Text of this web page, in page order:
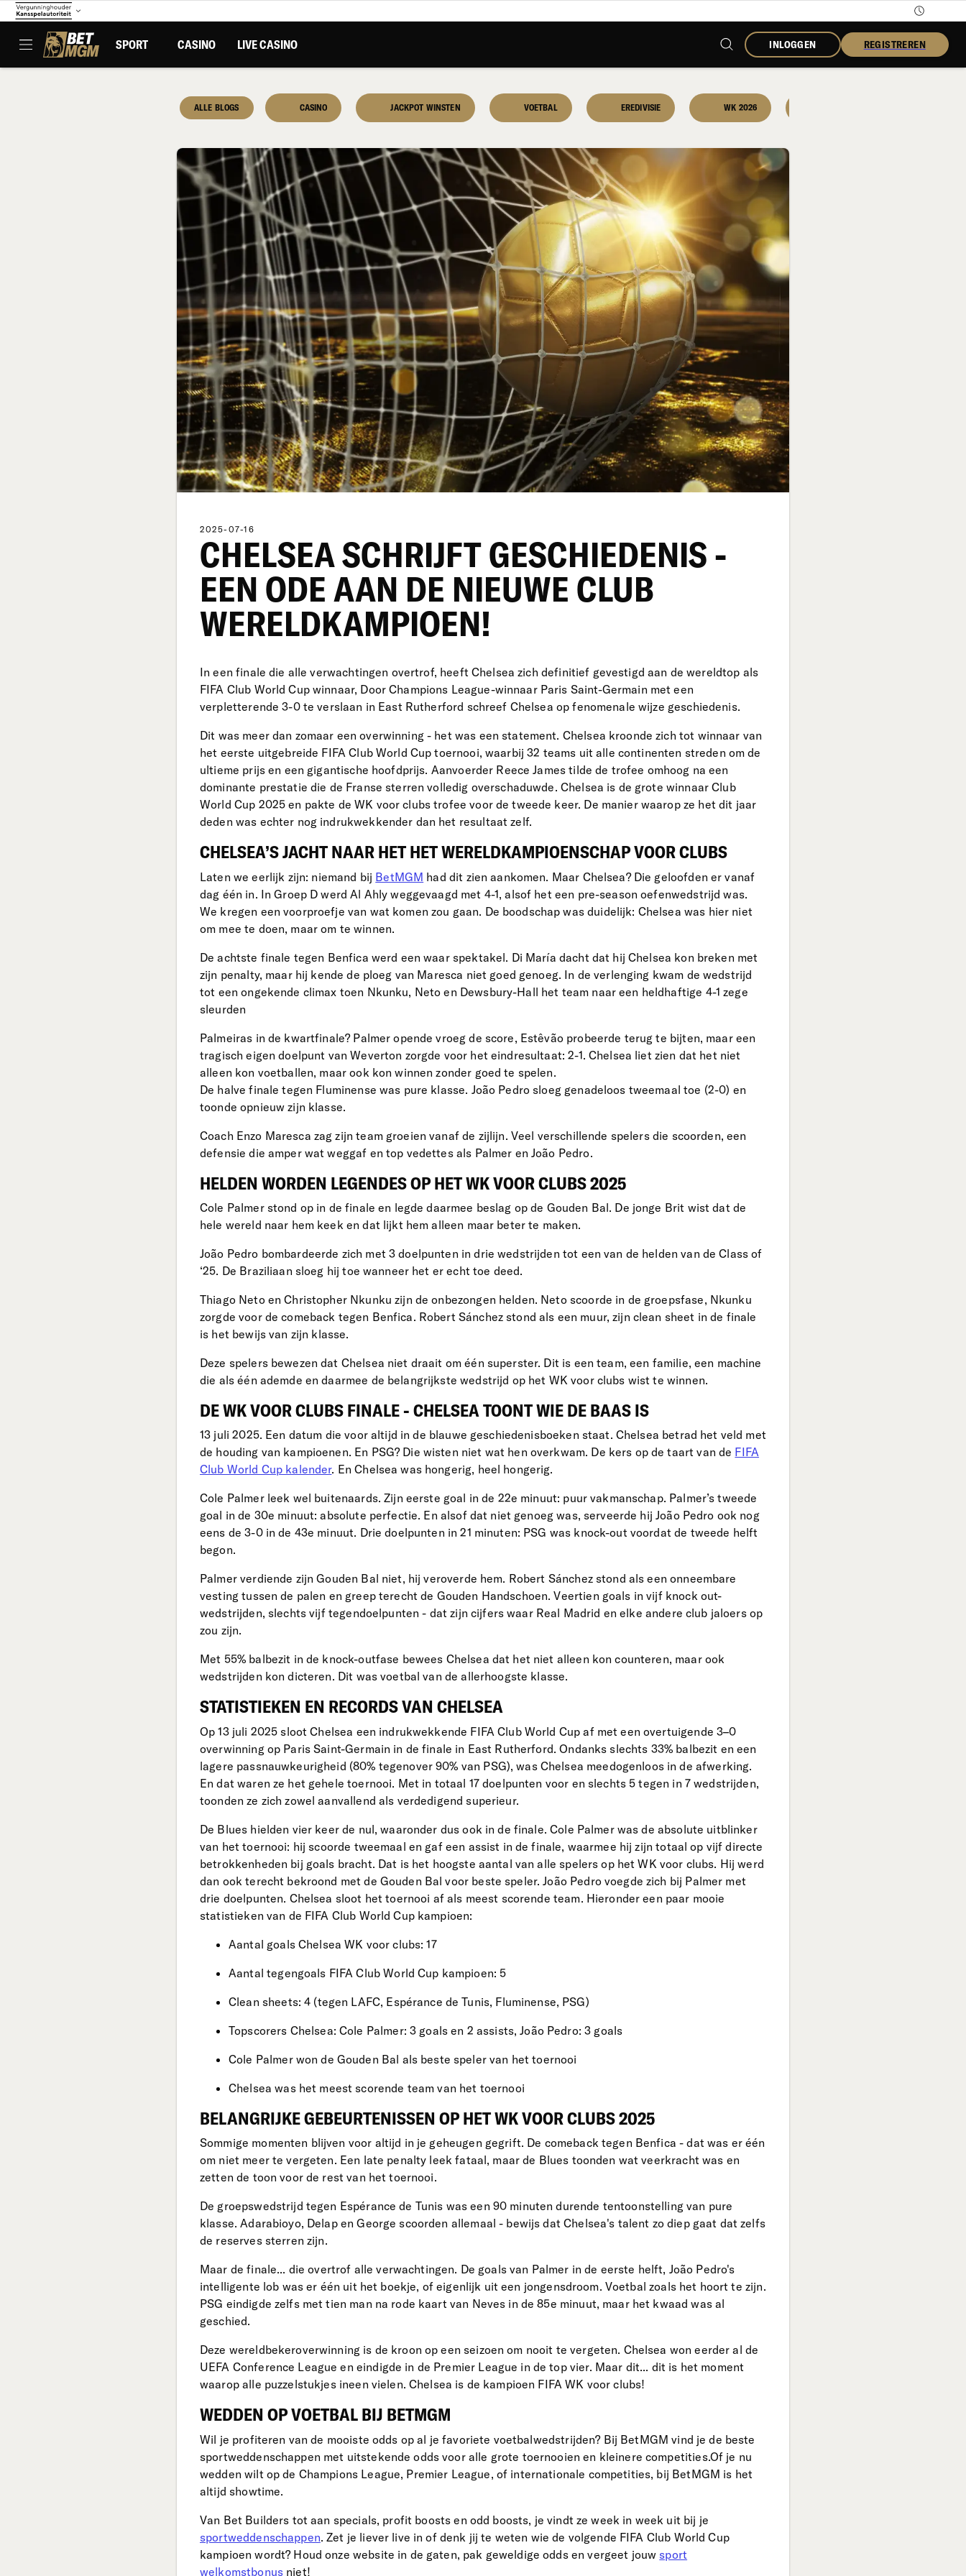
SPORT CASINO LIVE CASINO INLOGGEN REGISTREREN
ALLE BLOGS CASINO JACKPOT WINSTEN VOETBAL EREDIVISIE WK 2026
2025-07-16
CHELSEA SCHRIJFT GESCHIEDENIS -
EEN ODE AAN DE NIEUWE CLUB
WERELDKAMPIOEN!
In een finale die alle verwachtingen overtrof, heeft Chelsea zich definitief gevestigd aan de wereldtop als
FIFA Club World Cup winnaar, Door Champions League-winnaar Paris Saint-Germain met een
verpletterende 3-0 te verslaan in East Rutherford schreef Chelsea op fenomenale wijze geschiedenis.
Dit was meer dan zomaar een overwinning - het was een statement. Chelsea kroonde zich tot winnaar van
het eerste uitgebreide FIFA Club World Cup toernooi, waarbij 32 teams uit alle continenten streden om de
ultieme prijs en een gigantische hoofdprijs. Aanvoerder Reece James tilde de trofee omhoog na een
dominante prestatie die de Franse sterren volledig overschaduwde. Chelsea is de grote winnaar Club
World Cup 2025 en pakte de WK voor clubs trofee voor de tweede keer. De manier waarop ze het dit jaar
deden was echter nog indrukwekkender dan het resultaat zelf.
CHELSEA’S JACHT NAAR HET HET WERELDKAMPIOENSCHAP VOOR CLUBS
Laten we eerlijk zijn: niemand bij BetMGM had dit zien aankomen. Maar Chelsea? Die geloofden er vanaf
dag één in. In Groep D werd Al Ahly weggevaagd met 4-1, alsof het een pre-season oefenwedstrijd was.
We kregen een voorproefje van wat komen zou gaan. De boodschap was duidelijk: Chelsea was hier niet
om mee te doen, maar om te winnen.
De achtste finale tegen Benfica werd een waar spektakel. Di María dacht dat hij Chelsea kon breken met
zijn penalty, maar hij kende de ploeg van Maresca niet goed genoeg. In de verlenging kwam de wedstrijd
tot een ongekende climax toen Nkunku, Neto en Dewsbury-Hall het team naar een heldhaftige 4-1 zege
sleurden
Palmeiras in de kwartfinale? Palmer opende vroeg de score, Estêvão probeerde terug te bijten, maar een
tragisch eigen doelpunt van Weverton zorgde voor het eindresultaat: 2-1. Chelsea liet zien dat het niet
alleen kon voetballen, maar ook kon winnen zonder goed te spelen.
De halve finale tegen Fluminense was pure klasse. João Pedro sloeg genadeloos tweemaal toe (2-0) en
toonde opnieuw zijn klasse.
Coach Enzo Maresca zag zijn team groeien vanaf de zijlijn. Veel verschillende spelers die scoorden, een
defensie die amper wat weggaf en top vedettes als Palmer en João Pedro.
HELDEN WORDEN LEGENDES OP HET WK VOOR CLUBS 2025
Cole Palmer stond op in de finale en legde daarmee beslag op de Gouden Bal. De jonge Brit wist dat de
hele wereld naar hem keek en dat lijkt hem alleen maar beter te maken.
João Pedro bombardeerde zich met 3 doelpunten in drie wedstrijden tot een van de helden van de Class of
‘25. De Braziliaan sloeg hij toe wanneer het er echt toe deed.
Thiago Neto en Christopher Nkunku zijn de onbezongen helden. Neto scoorde in de groepsfase, Nkunku
zorgde voor de comeback tegen Benfica. Robert Sánchez stond als een muur, zijn clean sheet in de finale
is het bewijs van zijn klasse.
Deze spelers bewezen dat Chelsea niet draait om één superster. Dit is een team, een familie, een machine
die als één ademde en daarmee de belangrijkste wedstrijd op het WK voor clubs wist te winnen.
DE WK VOOR CLUBS FINALE - CHELSEA TOONT WIE DE BAAS IS
13 juli 2025. Een datum die voor altijd in de blauwe geschiedenisboeken staat. Chelsea betrad het veld met
de houding van kampioenen. En PSG? Die wisten niet wat hen overkwam. De kers op de taart van de FIFA
Club World Cup kalender. En Chelsea was hongerig, heel hongerig.
Cole Palmer leek wel buitenaards. Zijn eerste goal in de 22e minuut: puur vakmanschap. Palmer’s tweede
goal in de 30e minuut: absolute perfectie. En alsof dat niet genoeg was, serveerde hij João Pedro ook nog
eens de 3-0 in de 43e minuut. Drie doelpunten in 21 minuten: PSG was knock-out voordat de tweede helft
begon.
Palmer verdiende zijn Gouden Bal niet, hij veroverde hem. Robert Sánchez stond als een onneembare
vesting tussen de palen en greep terecht de Gouden Handschoen. Veertien goals in vijf knock out-
wedstrijden, slechts vijf tegendoelpunten - dat zijn cijfers waar Real Madrid en elke andere club jaloers op
zou zijn.
Met 55% balbezit in de knock-outfase bewees Chelsea dat het niet alleen kon counteren, maar ook
wedstrijden kon dicteren. Dit was voetbal van de allerhoogste klasse.
STATISTIEKEN EN RECORDS VAN CHELSEA
Op 13 juli 2025 sloot Chelsea een indrukwekkende FIFA Club World Cup af met een overtuigende 3–0
overwinning op Paris Saint-Germain in de finale in East Rutherford. Ondanks slechts 33% balbezit en een
lagere passnauwkeurigheid (80% tegenover 90% van PSG), was Chelsea meedogenloos in de afwerking.
En dat waren ze het gehele toernooi. Met in totaal 17 doelpunten voor en slechts 5 tegen in 7 wedstrijden,
toonden ze zich zowel aanvallend als verdedigend superieur.
De Blues hielden vier keer de nul, waaronder dus ook in de finale. Cole Palmer was de absolute uitblinker
van het toernooi: hij scoorde tweemaal en gaf een assist in de finale, waarmee hij zijn totaal op vijf directe
betrokkenheden bij goals bracht. Dat is het hoogste aantal van alle spelers op het WK voor clubs. Hij werd
dan ook terecht bekroond met de Gouden Bal voor beste speler. João Pedro voegde zich bij Palmer met
drie doelpunten. Chelsea sloot het toernooi af als meest scorende team. Hieronder een paar mooie
statistieken van de FIFA Club World Cup kampioen:
Aantal goals Chelsea WK voor clubs: 17
Aantal tegengoals FIFA Club World Cup kampioen: 5
Clean sheets: 4 (tegen LAFC, Espérance de Tunis, Fluminense, PSG)
Topscorers Chelsea: Cole Palmer: 3 goals en 2 assists, João Pedro: 3 goals
Cole Palmer won de Gouden Bal als beste speler van het toernooi
Chelsea was het meest scorende team van het toernooi
BELANGRIJKE GEBEURTENISSEN OP HET WK VOOR CLUBS 2025
Sommige momenten blijven voor altijd in je geheugen gegrift. De comeback tegen Benfica - dat was er één
om niet meer te vergeten. Een late penalty leek fataal, maar de Blues toonden wat veerkracht was en
zetten de toon voor de rest van het toernooi.
De groepswedstrijd tegen Espérance de Tunis was een 90 minuten durende tentoonstelling van pure
klasse. Adarabioyo, Delap en George scoorden allemaal - bewijs dat Chelsea's talent zo diep gaat dat zelfs
de reserves sterren zijn.
Maar de finale... die overtrof alle verwachtingen. De goals van Palmer in de eerste helft, João Pedro's
intelligente lob was er één uit het boekje, of eigenlijk uit een jongensdroom. Voetbal zoals het hoort te zijn.
PSG eindigde zelfs met tien man na rode kaart van Neves in de 85e minuut, maar het kwaad was al
geschied.
Deze wereldbekeroverwinning is de kroon op een seizoen om nooit te vergeten. Chelsea won eerder al de
UEFA Conference League en eindigde in de Premier League in de top vier. Maar dit... dit is het moment
waarop alle puzzelstukjes ineen vielen. Chelsea is de kampioen FIFA WK voor clubs!
WEDDEN OP VOETBAL BIJ BETMGM
Wil je profiteren van de mooiste odds op al je favoriete voetbalwedstrijden? Bij BetMGM vind je de beste
sportweddenschappen met uitstekende odds voor alle grote toernooien en kleinere competities.Of je nu
wedden wilt op de Champions League, Premier League, of internationale competities, bij BetMGM is het
altijd showtime.
Van Bet Builders tot aan specials, profit boosts en odd boosts, je vindt ze week in week uit bij je
sportweddenschappen. Zet je liever live in of denk jij te weten wie de volgende FIFA Club World Cup
kampioen wordt? Houd onze website in de gaten, pak geweldige odds en vergeet jouw sport
welkomstbonusniet!